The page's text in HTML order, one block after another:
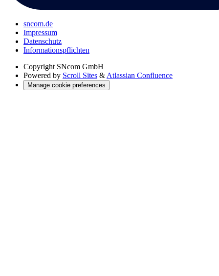
sncom.de
Impressum
Datenschutz
Informations­pflichten
Copyright SNcom GmbH
Powered by Scroll Sites & Atlassian Confluence
Manage cookie preferences